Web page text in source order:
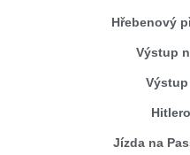
Hřebenový
Výstup
Jízda na